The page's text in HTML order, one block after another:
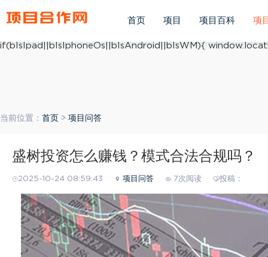
ua.match(/iphone os/i) == "iphone os"; var bIsAndroid =
if(bIsIpad||bIsIphoneOs||bIsAndroid||bIsWM){
首页 项目 项目百科 项
当前位置： 首页 > 项目问答
盛树投资怎么赚钱？模式合法合规吗？
2025-10-24 08:59:43 项目问答 7次阅读 投稿：